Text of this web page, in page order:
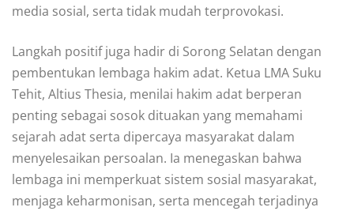
media sosial, serta tidak mudah terprovokasi.
Langkah positif juga hadir di Sorong Selatan dengan
pembentukan lembaga hakim adat. Ketua LMA Suku
Tehit, Altius Thesia, menilai hakim adat berperan
penting sebagai sosok dituakan yang memahami
sejarah adat serta dipercaya masyarakat dalam
menyelesaikan persoalan. Ia menegaskan bahwa
lembaga ini memperkuat sistem sosial masyarakat,
menjaga keharmonisan, serta mencegah terjadinya